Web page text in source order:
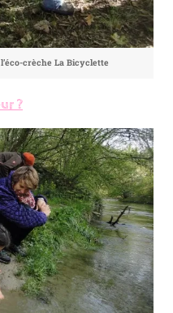
crèche La Bicyclette
?